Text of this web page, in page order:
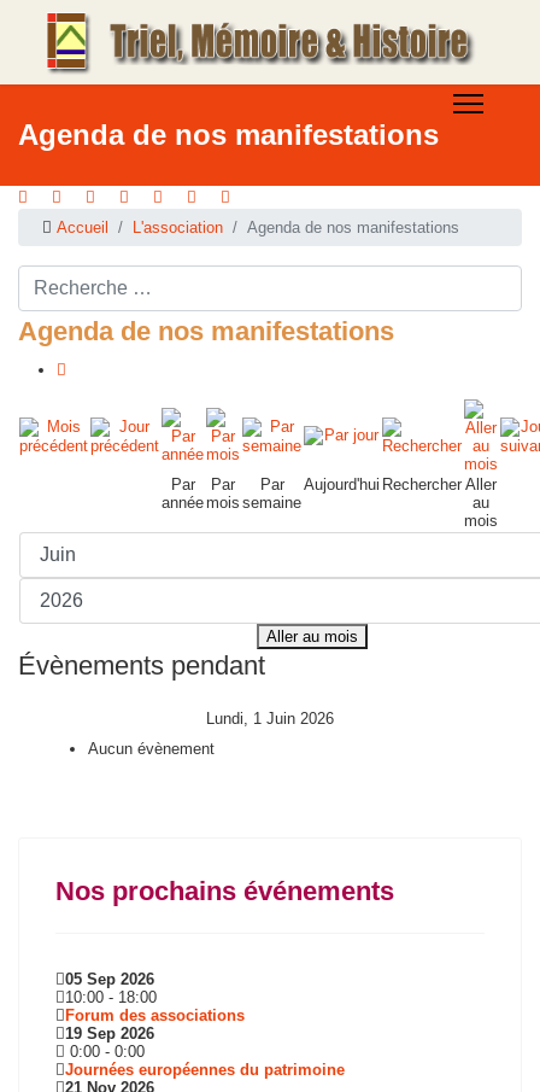
Agenda de nos manifestations
Accueil L'association Agenda de nos manifestations
Rechercher ...
Agenda de nos manifestations
Par
année
Par
mois
Par
semaine
Aujourd'hui Rechercher Aller
au
mois
Aller au mois
Évènements pendant
Lundi, 1 Juin 2026
Aucun évènement
Nos prochains événements
05 Sep 2026
10:00 - 18:00
Forum des associations
19 Sep 2026
0:00 - 0:00
Journées européennes du patrimoine
21 Nov 2026